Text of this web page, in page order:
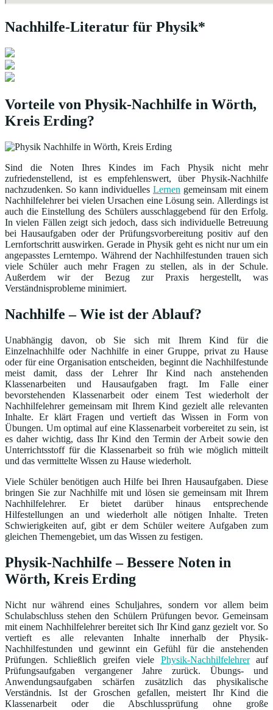
Nachhilfe-Literatur für Physik*
Vorteile von Physik-Nachhilfe in Wörth,
Kreis Erding?
Sind die Noten Ihres Kindes im Fach Physik nicht mehr
zufriedenstellend, ist es empfehlenswert, über Physik-Nachhilfe
nachzudenken. So kann individuelles Lernen gemeinsam mit einem
Nachhilfelehrer bei vielen Ursachen eine Lösung sein. Allerdings ist
auch die Einstellung des Schülers ausschlaggebend für den Erfolg.
In vielen Fällen zeigt sich jedoch, dass sich individuelle Betreuung
bei Hausaufgaben oder der Prüfungsvorbereitung positiv auf den
Lernfortschritt auswirken. Gerade in Physik geht es nicht nur um ein
angepasstes Lerntempo. Während der Nachhilfestunden trauen sich
viele Schüler auch mehr Fragen zu stellen, als in der Schule.
Außerdem wir der Bezug zur Praxis hergestellt, was
Verständnisprobleme minimiert.
Nachhilfe – Wie ist der Ablauf?
Unabhängig davon, ob Sie sich mit Ihrem Kind für die
Einzelnachhilfe oder Nachhilfe in einer Gruppe, privat zu Hause
oder für eine Organisation entscheiden, beginnt die Nachhilfestunde
meist damit, dass der Lehrer Ihr Kind nach anstehenden
Klassenarbeiten und Hausaufgaben fragt. Im Falle einer
bevorstehenden Klassenarbeit oder einem Test wiederholt der
Nachhilfelehrer gemeinsam mit Ihrem Kind gezielt alle relevanten
Inhalte. Er klärt Fragen und vertieft das Wissen in Form von
Übungen. Um optimal auf eine Klassenarbeit vorbereitet zu sein, ist
es daher wichtig, dass Ihr Kind den Termin der Arbeit sowie den
Unterrichtsstoff für die Klassenarbeit so früh wie möglich mitteilt
und das vermittelte Wissen zu Hause wiederholt.
Viele Schüler benötigen auch Hilfe bei Ihren Hausaufgaben. Diese
bringen Sie zur Nachhilfe mit und lösen sie gemeinsam mit Ihrem
Nachhilfelehrer. Er bietet darüber hinaus entsprechende
Hilfestellungen an und wiederholt alle nötigen Inhalte. Treten
Schwierigkeiten auf, gibt er dem Schüler weitere Aufgaben zum
gleichen Themengebiet, um das Wissen zu festigen.
Physik-Nachhilfe – Bessere Noten in
Wörth, Kreis Erding
Nicht nur während eines Schuljahres, sondern vor allem beim
Schulabschluss stehen den Schülern Prüfungen bevor. Gemeinsam
mit einem Nachhilfelehrer bereitet sich Ihr Kind ganz gezielt vor. So
vertieft es alle relevanten Inhalte innerhalb der Physik-
Nachhilfestunden und gewinnt ein Gefühl für die anstehenden
Prüfungen. Schließlich greifen viele Physik-Nachhilfelehrerauf
Prüfungsaufgaben vergangener Jahre zurück. Übungs- und
Anwendungsaufgaben schärfen zusätzlich das physikalische
Verständnis. Ist der Groschen gefallen, meistert Ihr Kind die
Klassenarbeit oder die Abschlussprüfung ohne große